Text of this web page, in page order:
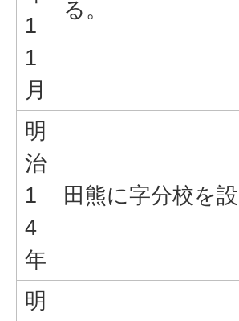
1
1
月
る。
明
治
1
4
年
田熊に字分校を設
明